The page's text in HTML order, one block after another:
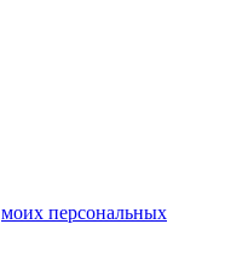
моих персональных